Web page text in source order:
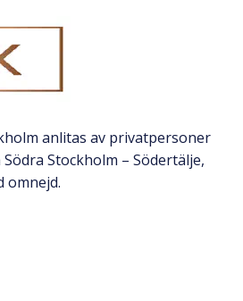
anlitas av privatpersoner
Stockholm – Södertälje,
omnejd.​